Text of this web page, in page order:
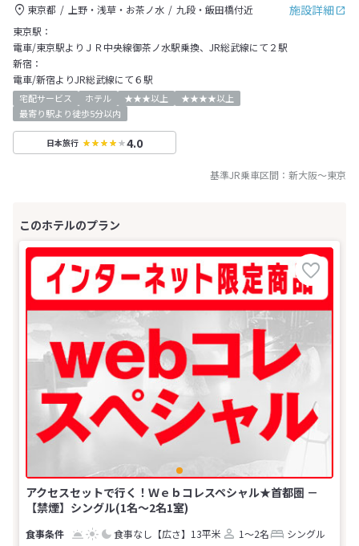
施設詳細
東京都 上野・浅草・お茶ノ水
九段・飯田橋付近
東京駅：
電車/東京駅よりＪＲ中央線御茶ノ水駅乗換、JR総武線にて２駅
新宿：
電車/新宿よりJR総武線にて６駅
宅配サービス ホテル ★★★以上
★★★★以上
最寄り駅より徒歩5分以内
日本旅行 4.0
基準JR乗車区間： 新大阪～東京
アクセスセットで行く！Ｗｅｂコレスペシャル★首都圏 －
【禁煙】シングル(1名～2名1室)
食事なし 【広さ】13平米 1～2名
シングル